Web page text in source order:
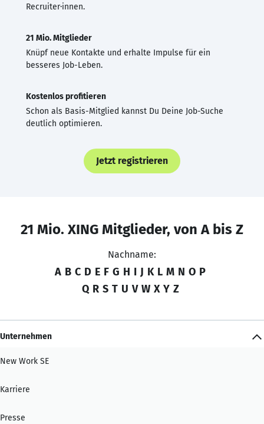
Recruiter·innen.
21 Mio. Mitglieder
Knüpf neue Kontakte und erhalte Impulse für ein
besseres Job-Leben.
Kostenlos profitieren
Schon als Basis-Mitglied kannst Du Deine Job-Suche
deutlich optimieren.
Jetzt registrieren
21 Mio. XING Mitglieder, von A bis Z
Nachname:
A B C D E F G H I J K L M N O P
Q R S T U V W X Y Z
Unternehmen
New Work SE
Karriere
Presse